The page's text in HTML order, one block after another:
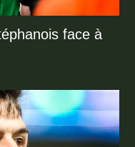
face à